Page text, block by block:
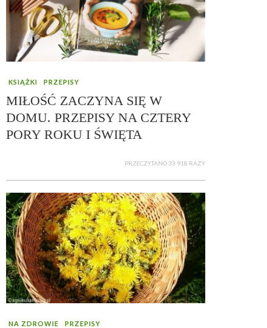
KSIĄŻKI PRZEPISY
MIŁOŚĆ ZACZYNA SIĘ W
DOMU. PRZEPISY NA CZTERY
PORY ROKU I ŚWIĘTA
PRZECZYTANO 33 918 RAZY
NA ZDROWIE PRZEPISY